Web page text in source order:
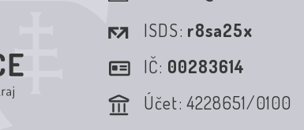
ISDS: r8sa25x
IČ: 00283614
Účet: 4228651/0100